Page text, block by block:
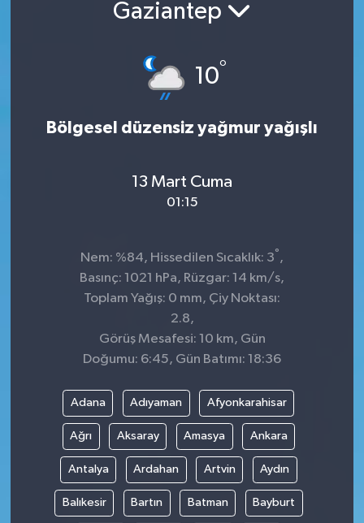
Gaziantep
10°
Bölgesel düzensiz yağmur yağışlı
13 Mart Cuma
01:15
Nem: %84, Hissedilen Sıcaklık: 3° ,
Basınç: 1021 hPa, Rüzgar: 14 km/s,
Toplam Yağış: 0 mm, Çiy Noktası:
2.8,
Görüş Mesafesi: 10 km, Gün
Doğumu: 6:45, Gün Batımı: 18:36
Adana Adıyaman Afyonkarahisar
Ağrı Aksaray Amasya Ankara
Antalya Ardahan Artvin Aydın
Balıkesir Bartın Batman Bayburt